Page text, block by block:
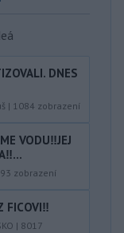
DNES
| 1084 zobrazení
VODU‼️JEJ
zobrazení
FICOVI‼️
| 8017